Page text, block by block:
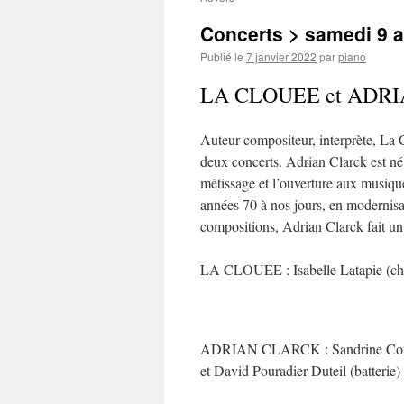
Concerts > samedi 9
Publié le 7 janvier 2022 parpiano
LA CLOUEE et
Auteur compositeur, interprète, La
deux concerts. Adrian Clarck est
métissage et l’ouverture aux
années 70 à nos jours, en
compositions, Adrian Clarck fait
LA CLOUEE : Isabelle Latapie
ADRIAN CLARCK : Sandrine
et David Pouradier Duteil (batterie)